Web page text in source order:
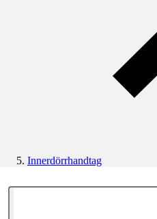
Innerdörrhandtag